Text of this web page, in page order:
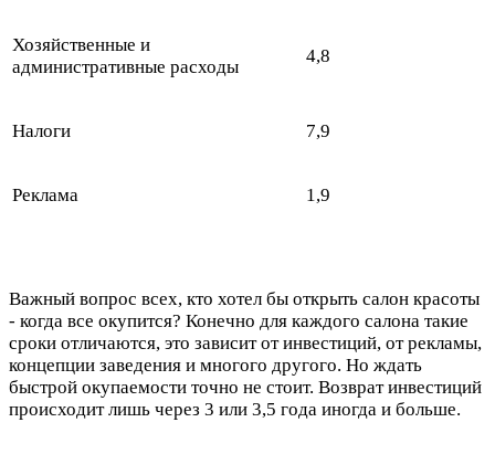
Хозяйственные и
административные расходы
4,8
Налоги 7,9
Реклама 1,9
Важный вопрос всех, кто хотел бы открыть салон красоты
- когда все окупится? Конечно для каждого салона такие
сроки отличаются, это зависит от инвестиций, от рекламы,
концепции заведения и многого другого. Но ждать
быстрой окупаемости точно не стоит. Возврат инвестиций
происходит лишь через 3 или 3,5 года иногда и больше.